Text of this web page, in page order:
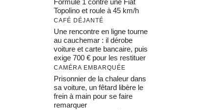
Formule 1 contre une Fiat
Topolino et roule à 45 km/h
CAFÉ DÉJANTÉ
Une rencontre en ligne tourne
au cauchemar : il dérobe
voiture et carte bancaire, puis
exige 700 € pour les restituer
CAMÉRA EMBARQUÉE
Prisonnier de la chaleur dans
sa voiture, un fêtard libère le
frein à main pour se faire
remarquer